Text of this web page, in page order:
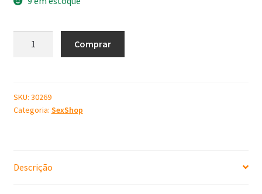
3
Cavidades
Comprar
SKU: 30269
Categoria: SexShop
Descrição